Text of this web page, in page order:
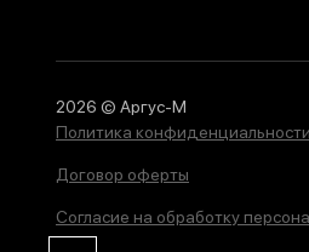
2026 © Аргус-М
Политика конфиденциальности
Договор оферты
Согласие на обработку